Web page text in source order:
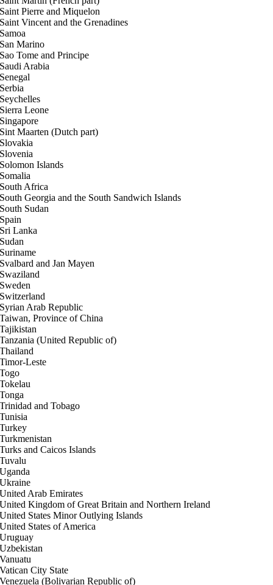
Saint Pierre and Miquelon
Saint Vincent and the Grenadines
Samoa
San Marino
Sao Tome and Principe
Saudi Arabia
Senegal
Serbia
Seychelles
Sierra Leone
Singapore
Sint Maarten (Dutch part)
Slovakia
Slovenia
Solomon Islands
Somalia
South Africa
South Georgia and the South Sandwich Islands
South Sudan
Spain
Sri Lanka
Sudan
Suriname
Svalbard and Jan Mayen
Swaziland
Sweden
Switzerland
Syrian Arab Republic
Taiwan, Province of China
Tajikistan
Tanzania (United Republic of)
Thailand
Timor-Leste
Togo
Tokelau
Tonga
Trinidad and Tobago
Tunisia
Turkey
Turkmenistan
Turks and Caicos Islands
Tuvalu
Uganda
Ukraine
United Arab Emirates
United Kingdom of Great Britain and Northern Ireland
United States Minor Outlying Islands
United States of America
Uruguay
Uzbekistan
Vanuatu
Vatican City State
Venezuela (Bolivarian Republic of)